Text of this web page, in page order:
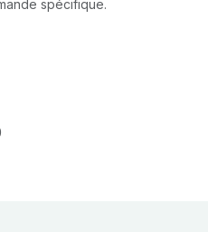
spécifique.